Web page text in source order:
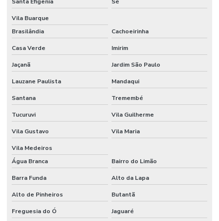
Consultoria e social
Consultoria de tecnico de segurança do trabalho
Controle de ruido ambiental
Controle de ruidos
Curso de avaliação de ruído
Curso HSE internacional
Curso IOSH Managing Safely
Curso para líderes de segurança do trabalho
Curso de ltcat
Curso NEBOSH para engenheiros de segurança
Vila Buarque
Brasilândia
Cachoeirinha
Casa Verde Imirim
Jaçanã Jardim São Paulo
Lauzane Paulista Mandaqui
Santana Tremembé
Tucuruvi Vila Guilherme
Vila Gustavo Vila Maria
Vila Medeiros
Água Branca
Bairro do Limão
Barra Funda Alto da Lapa
Alto de Pinheiros Butantã
Freguesia do Ó Jaguaré